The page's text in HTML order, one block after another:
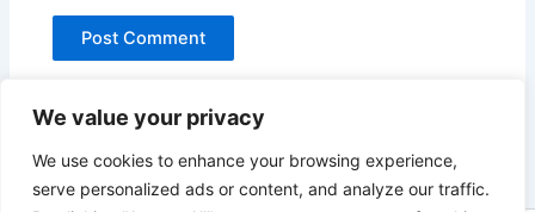
We value your privacy
We use cookies to enhance your browsing experience,
serve personalized ads or content, and analyze our traffic.